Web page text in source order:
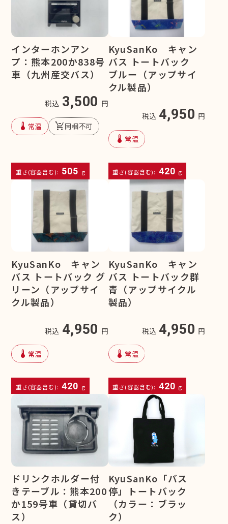
インターホンアン
プ：熊本200か838号
車（九州産交バス）
税込 3,500 円
device_thermostat 常温 remove_shopping_cart同梱不可
重さ(容器含む): 505 g
KyuSanKo キャン
バス トートバック
ブルー（アップサイ
クル製品）
税込 4,950 円
device_thermostat 常温
重さ(容器含む): 420 g
KyuSanKo キャン
バス トートバック グ
リーン（アップサイ
クル製品）
税込 4,950 円
device_thermostat 常温
重さ(容器含む): 420 g
KyuSanKo キャン
バス トートバック群
青（アップサイクル
製品）
税込 4,950 円
device_thermostat 常温
重さ(容器含む): 420 g
ドリンクホルダー付
きテーブル：熊本200
か159号車（貸切バ
ス）
KyuSanKo「バス
停」トートバック
（カラー：ブラッ
ク）